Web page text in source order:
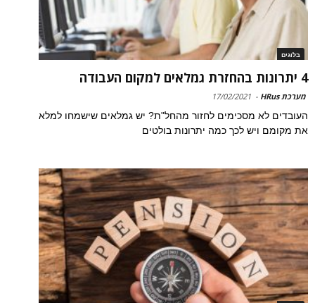
בלוגים
4 יתרונות בהחזרת גמלאים למקום העבודה
מערכת HRus -
17/02/2021
העובדים לא מסכימים לחזור מהחל"ת? יש גמלאים שישמחו למלא
את מקומם ויש לכך כמה יתרונות בולטים